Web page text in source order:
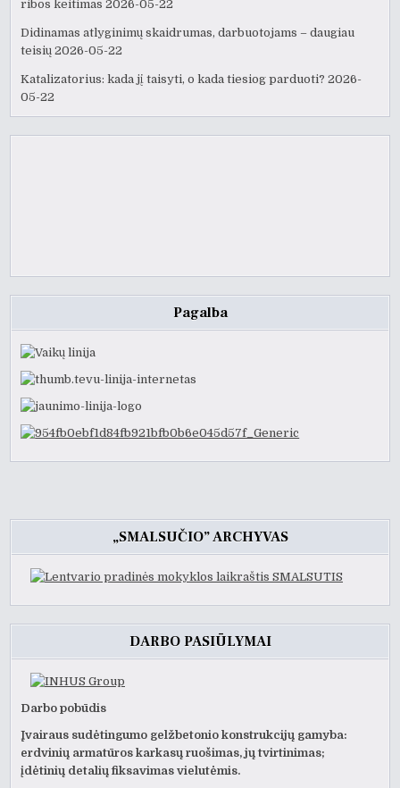
ribos keitimas 2026-05-22
Didinamas atlyginimų skaidrumas, darbuotojams – daugiau
teisių 2026-05-22
Katalizatorius: kada jį taisyti, o kada tiesiog parduoti? 2026-
05-22
Pagalba
„SMALSUČIO” ARCHYVAS
DARBO PASIŪLYMAI
Darbo pobūdis
Įvairaus sudėtingumo gelžbetonio konstrukcijų gamyba:
erdvinių armatūros karkasų ruošimas, jų tvirtinimas;
įdėtinių detalių fiksavimas vielutėmis.